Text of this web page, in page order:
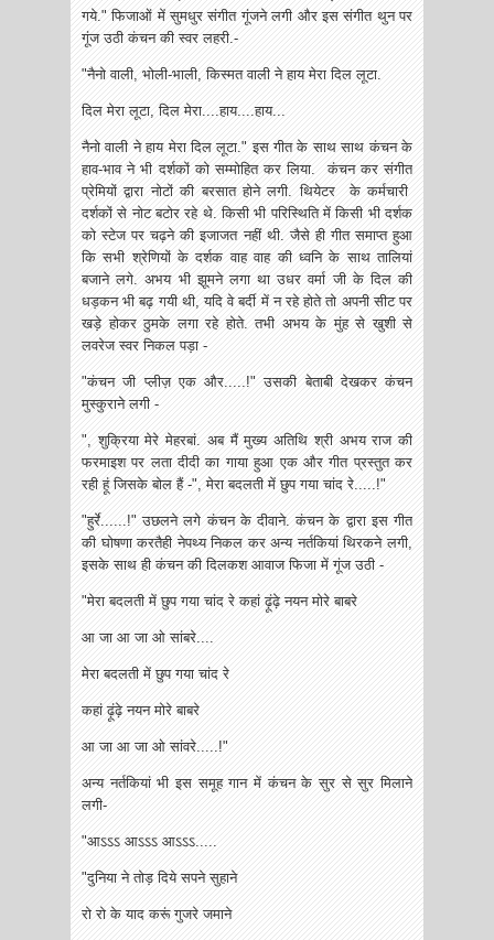
गये." फिजाओं में सुमधुर संगीत गूंजने लगी और इस संगीत थुन पर
गूंज उठी कंचन की स्वर लहरी.-
"नैनो वाली, भोली-भाली, किस्मत वाली ने हाय मेरा दिल लूटा.
दिल मेरा लूटा, दिल मेरा....हाय....हाय...
नैनो वाली ने हाय मेरा दिल लूटा." इस गीत के साथ साथ कंचन के
हाव-भाव ने भी दर्शकों को सम्मोहित कर लिया. कंचन कर संगीत
प्रेमियों द्वारा नोटों की बरसात होने लगी. थियेटर के कर्मचारी
दर्शकों से नोट बटोर रहे थे. किसी भी परिस्थिति में किसी भी दर्शक
को स्टेज पर चढ़ने की इजाजत नहीं थी. जैसे ही गीत समाप्त हुआ
कि सभी श्रेणियों के दर्शक वाह वाह की ध्वनि के साथ तालियां
बजाने लगे. अभय भी झूमने लगा था उधर वर्मा जी के दिल की
धड़कन भी बढ़ गयी थी, यदि वे बर्दी में न रहे होते तो अपनी सीट पर
खड़े होकर ठुमके लगा रहे होते. तभी अभय के मुंह से खुशी से
लवरेज स्वर निकल पड़ा -
"कंचन जी प्लीज़ एक और.....!" उसकी बेताबी देखकर कंचन
मुस्कुराने लगी -
", शुक्रिया मेरे मेहरबां. अब मैं मुख्य अतिथि श्री अभय राज की
फरमाइश पर लता दीदी का गाया हुआ एक और गीत प्रस्तुत कर
रही हूं जिसके बोल हैं -", मेरा बदलती में छुप गया चांद रे.....!"
"हुर्रे......!" उछलने लगे कंचन के दीवाने. कंचन के द्वारा इस गीत
की घोषणा करतै‌ही नेपथ्य निकल कर अन्य नर्तकियां थिरकने लगी,
इसके साथ ही कंचन की दिलकश आवाज फिजा में गूंज उठी -
"मेरा बदलती में छुप गया चांद रे कहां ढ़ूंढ़े नयन मोरे बाबरे
आ जा आ जा ओ सांबरे....
मेरा बदलती में छुप गया चांद रे
कहां ढ़ूंढ़े नयन मोरे बाबरे
आ जा आ जा ओ सांवरे.....!"
अन्य नर्तकियां भी इस समूह गान में कंचन के सुर से सुर मिलाने
लगी-
"आऽऽऽ आऽऽऽ आऽऽऽ.....
"दुनिया ने तोड़ दिये सपने सुहाने
रो रो के याद करूं गुजरे जमाने